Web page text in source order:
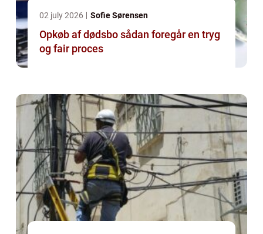
02 july 2026 Sofie Sørensen
Opkøb af dødsbo sådan foregår en tryg
og fair proces